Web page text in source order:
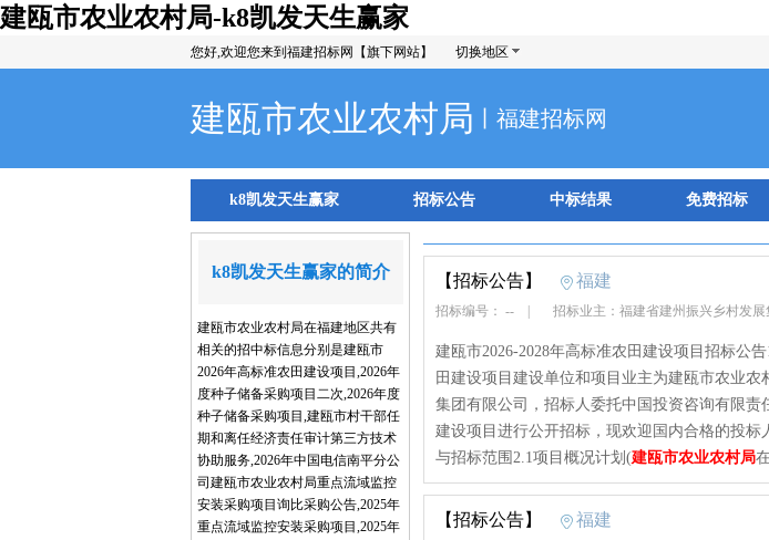
建瓯市农业农村局-k8凯发天生赢家
您好,欢迎您来到福建招标网【旗下网站】 切换地区
建瓯市农业农村局 丨福建招标网
k8凯发天生赢家 招标公告 中标结果 免费招标
k8凯发天生赢家的简介
建瓯市农业农村局在福建地区共有
相关的招中标信息分别是建瓯市
2026年高标准农田建设项目,2026年
度种子储备采购项目二次,2026年度
种子储备采购项目,建瓯市村干部任
期和离任经济责任审计第三方技术
协助服务,2026年中国电信南平分公
司建瓯市农业农村局重点流域监控
安装采购项目询比采购公告,2025年
重点流域监控安装采购项目,2025年
【招标公告】 福建
招标编号： -- 招标业主：福建省建州振兴乡村发
建瓯市2026-2028年高标准农田建设项目招标公
田建设项目建设单位和项目业主为建瓯市农业
集团有限公司，招标人委托中国投资咨询有限责
建设项目进行公开招标，现欢迎国内合格的投
与招标范围2.1项目概况计划(建瓯市农业农村局
【招标公告】 福建